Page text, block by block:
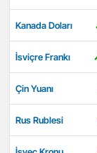
Kanada Doları
İsviçre Frankı
Çin Yuanı
Rus Rublesi